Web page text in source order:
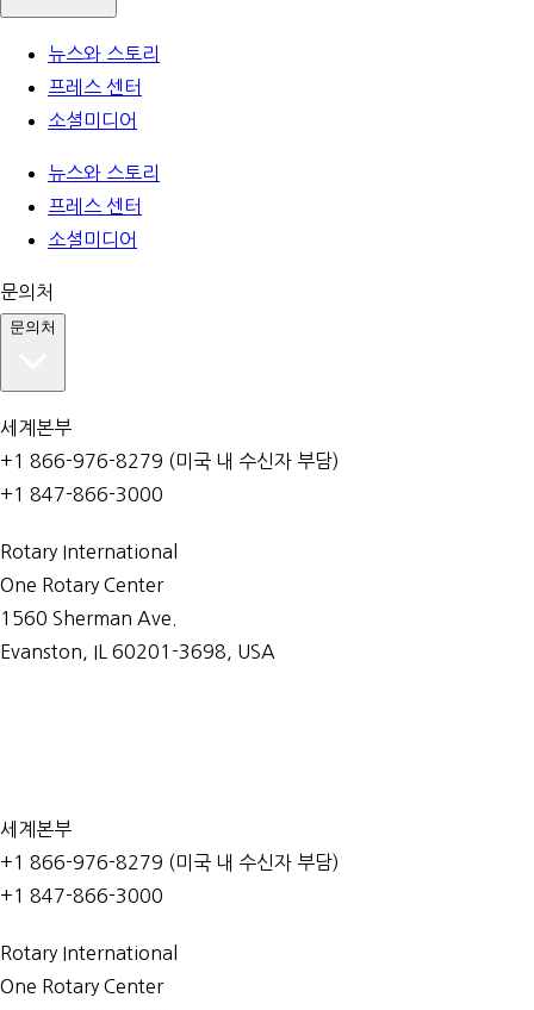
뉴스와 스토리
프레스 센터
소셜미디어
뉴스와 스토리
프레스 센터
소셜미디어
문의처
문의처
세계본부
+1 866-976-8279 (미국 내 수신자 부담)
+1 847-866-3000
Rotary International
One Rotary Center
1560 Sherman Ave.
Evanston, IL 60201-3698, USA
세계본부
+1 866-976-8279 (미국 내 수신자 부담)
+1 847-866-3000
Rotary International
One Rotary Center